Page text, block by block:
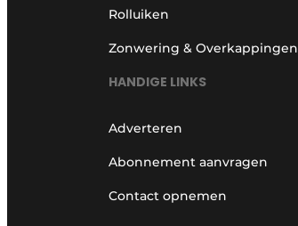
Rolluiken
Zonwering & Overkappingen
HANDIGE LINKS
Adverteren
Abonnement aanvragen
Contact opnemen